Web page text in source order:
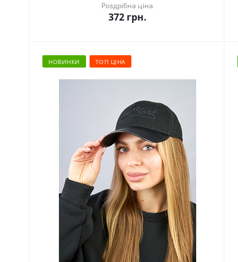
Роздрібна ціна
372грн.
НОВИНКИ ТОП ЦІНА